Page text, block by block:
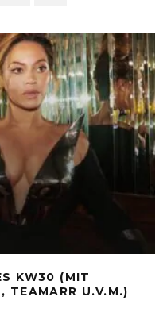
KW30 (MIT
TEAMARR U.V.M.)